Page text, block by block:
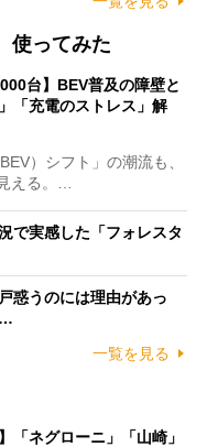
使ってみた
台】BEV普及の障壁と
「充電のストレス」解
）シフト」の潮流も、
える。…
で実感した「フォレスタ
惑うのには理由があっ
…
一覧を見る
「ネグローニ」「山崎」